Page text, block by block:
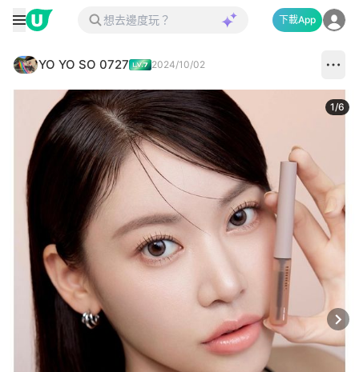
下載App
YO YO SO 0727 2024/10/02
1/6